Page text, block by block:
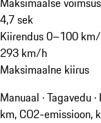
4,7sek
Kiirendus 0–100
293 km/h
Maksimaalne kiirus
Manuaal · Tagavedu ·
km, CO2-